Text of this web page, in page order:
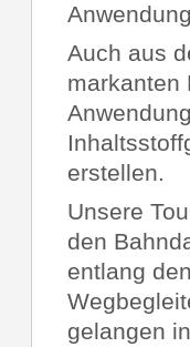
Auch aus
markanten
erstellen.
Unsere
den
entlang
gelangen